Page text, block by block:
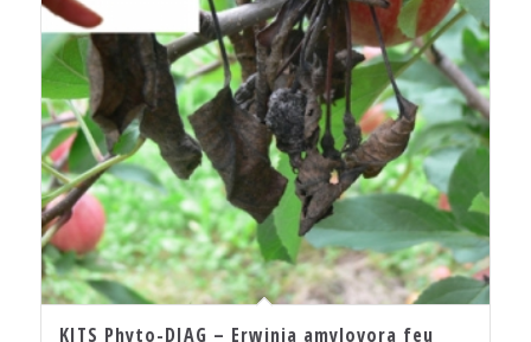
KITS Phyto-DIAG – Erwinia amylovora feu